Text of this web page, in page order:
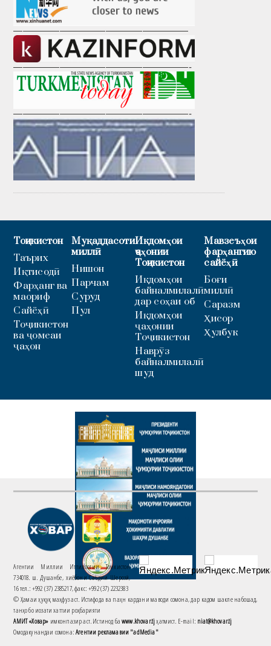
———————————————————
———————————————————-
———————————————————-
Тоҷикистон
Таърих
Иқтисодӣ
Фарҳанг ва
маориф
Сайёҳӣ
Тоҷикистон
ва ҷомеаи
ҷаҳон
Муқаддасоти
миллӣ
Нишон
Парчам
Суруд
Пул
Иқдомҳои
ҷаҳонии
Тоҷикистон
Иқдомҳои
байналмилалӣ
дар соҳаи об
Иқдомҳои
ҷаҳонии
Тоҷикистон
Наврӯз
байналмилалӣ
шуд
Мавзеъҳои
фарҳангию
сайёҳӣ
Боғи
миллӣ
Саразм
Ҳисор
Ҳулбук
Агентии Миллии Иттилоотии Тоҷикистон
734018. ш. Душанбе, хиёбони Саъдии Шерозӣ,
16 тел.: +992 (37) 2385217, факс: +992 (37) 2232383
© Ҳамаи ҳуқуқ маҳфуз аст. Истифода ва паҳн кардани маводи сомона, дар кадом шакле набошад,
танҳо бо иҷозати хаттии роҳбарияти
АМИТ «Ховар» имконпазир аст. Истинод баwww.khovar.tjҳатмист. E-mail: niat@khovar.tj
Омодакунандаи сомона:Агентии рекламавии "adMedia"